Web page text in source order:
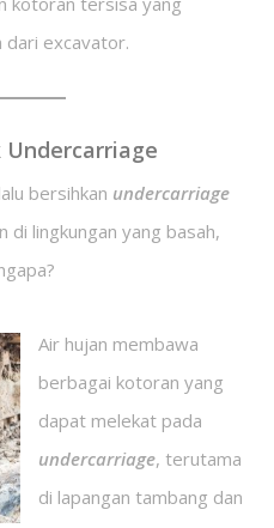
dari excavator.
bersihkan undercarriage
lingkungan yang basah,
Air hujan membawa
berbagai kotoran yang
dapat melekat pada
undercarriage, terutama
di lapangan tambang dan